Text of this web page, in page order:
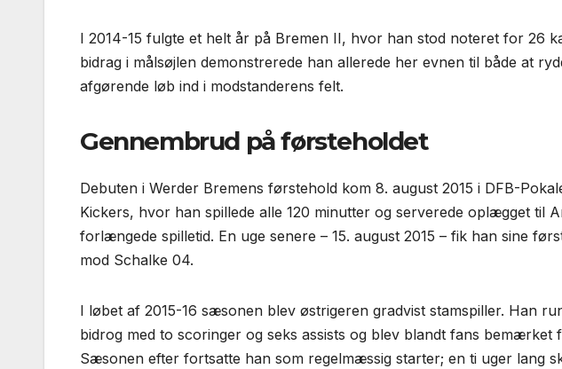
I 2014-15 fulgte et helt år på Bremen II, hvor han stod noteret for 26
bidrag i mål­søjlen demonstrerede han allerede her evnen til både at
afgørende løb ind i modstanderens felt.
Gennembrud på første­holdet
Debuten i Werder Bremens første­hold kom 8. august 2015 i DFB-
Kickers, hvor han spillede alle 120 minutter og serverede oplægget til
forlængede spilletid. En uge senere – 15. august 2015 – fik han sine
mod Schalke 04.
I løbet af 2015-16 sæsonen blev østrigeren gradvist stamspiller. Han
bidrog med to scoringer og seks assists og blev blandt fans bemærket
Sæsonen efter fortsatte han som regel­mæssig starter; en ti uger lang